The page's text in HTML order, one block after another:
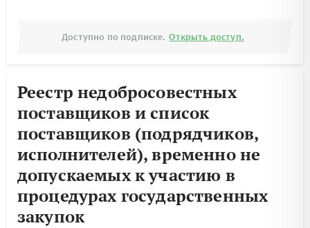
Доступно по подписке. Открыть доступ.
Реестр недобросовестных
поставщиков и список
поставщиков (подрядчиков,
исполнителей), временно не
допускаемых к участию в
процедурах государственных
закупок